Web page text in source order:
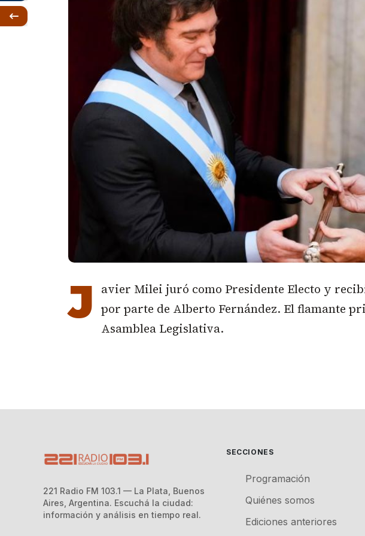
J
avier Milei juró como Presidente Electo y
por parte de Alberto Fernández. El flamante
Asamblea Legislativa.
221 Radio FM 103.1 — La Plata, Buenos
Aires, Argentina. Escuchá la ciudad:
información y análisis en tiempo real.
SECCIONES
Programación
Quiénes somos
Ediciones anteriores